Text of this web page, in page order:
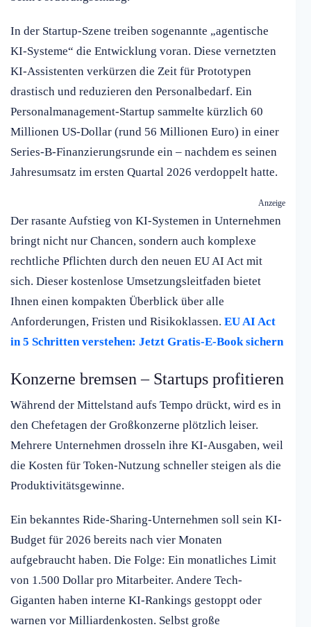
In der Startup-Szene treiben sogenannte „agentische
KI-Systeme“ die Entwicklung voran. Diese vernetzten
KI-Assistenten verkürzen die Zeit für Prototypen
drastisch und reduzieren den Personalbedarf. Ein
Personalmanagement-Startup sammelte kürzlich 60
Millionen US-Dollar (rund 56 Millionen Euro) in einer
Series-B-Finanzierungsrunde ein – nachdem es seinen
Jahresumsatz im ersten Quartal 2026 verdoppelt hatte.
Anzeige
Der rasante Aufstieg von KI-Systemen in Unternehmen
bringt nicht nur Chancen, sondern auch komplexe
rechtliche Pflichten durch den neuen EU AI Act mit
sich. Dieser kostenlose Umsetzungsleitfaden bietet
Ihnen einen kompakten Überblick über alle
Anforderungen, Fristen und Risikoklassen. EU AI Act
in 5 Schritten verstehen: Jetzt Gratis-E-Book sichern
Konzerne bremsen – Startups profitieren
Während der Mittelstand aufs Tempo drückt, wird es in
den Chefetagen der Großkonzerne plötzlich leiser.
Mehrere Unternehmen drosseln ihre KI-Ausgaben, weil
die Kosten für Token-Nutzung schneller steigen als die
Produktivitätsgewinne.
Ein bekanntes Ride-Sharing-Unternehmen soll sein KI-
Budget für 2026 bereits nach vier Monaten
aufgebraucht haben. Die Folge: Ein monatliches Limit
von 1.500 Dollar pro Mitarbeiter. Andere Tech-
Giganten haben interne KI-Rankings gestoppt oder
warnen vor Milliardenkosten. Selbst große